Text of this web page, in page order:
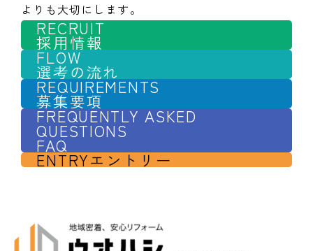
よりも大切にします。
RECRUIT
採用情報
FLOW
選考の流れ
REQUIREMENTS
募集要項
FREQUENTLY ASKED
QUESTIONS
FAQ
ENTRYエントリー